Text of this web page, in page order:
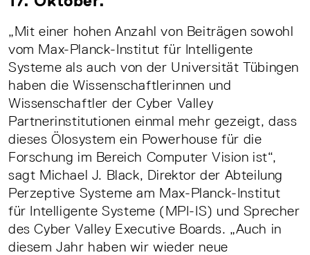
„Mit einer hohen Anzahl von Beiträgen sowohl
vom Max-Planck-Institut für Intelligente
Systeme als auch von der Universität Tübingen
haben die Wissenschaftlerinnen und
Wissenschaftler der Cyber Valley
Partnerinstitutionen einmal mehr gezeigt, dass
dieses Ölosystem ein Powerhouse für die
Forschung im Bereich Computer Vision ist“,
sagt Michael J. Black, Direktor der Abteilung
Perzeptive Systeme am Max-Planck-Institut
für Intelligente Systeme (MPI-IS) und Sprecher
des Cyber Valley Executive Boards. „Auch in
diesem Jahr haben wir wieder neue